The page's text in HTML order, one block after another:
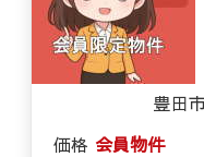
豊田
価格 会員物件